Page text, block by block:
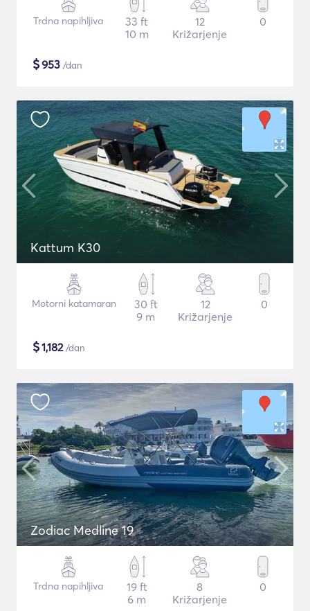
Trdna napihljiva
33 ft
10 m
12
Križarjenje
0
$953 /dan
Kattum K30
Motorni katamaran
30 ft
9 m
12
Križarjenje
0
$1,182/dan
Zodiac Medline 19
Trdna napihljiva
19 ft
6 m
8
Križarjenje
0